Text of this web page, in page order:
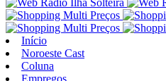
Início
Noroeste Cast
Coluna
Empregos